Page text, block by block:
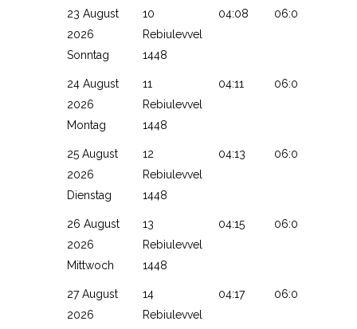
23 August
2026
Sonntag
10
Rebiulevvel
1448
04:08 06:01
24 August
2026
Montag
11
Rebiulevvel
1448
04:11 06:03
25 August
2026
Dienstag
12
Rebiulevvel
1448
04:13 06:04
26 August
2026
Mittwoch
13
Rebiulevvel
1448
04:15 06:06
27 August
2026
14
Rebiulevvel
04:17 06:07